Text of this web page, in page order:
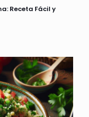
Receta Fácil y